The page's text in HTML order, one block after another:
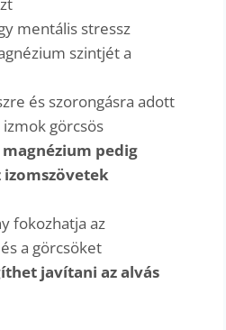
mentális stressz
szintjét a
és szorongásra adott
görcsös
magnézium pedig
izomszövetek
fokozhatja az
a görcsöket
javítani az alvás